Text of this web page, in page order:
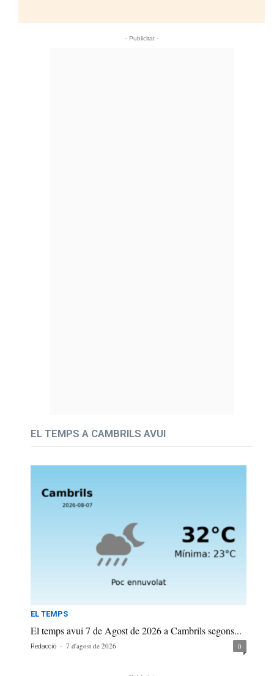
- Publicitat -
EL TEMPS A CAMBRILS AVUI
EL TEMPS
El temps avui 7 de Agost de 2026 a Cambrils segons...
Redacció - 7 d'agost de 2026 0